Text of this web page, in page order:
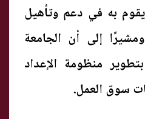
به في دعم وتأهيل
إلى أن الجامعة
منظومة الإعداد
سوق العمل.